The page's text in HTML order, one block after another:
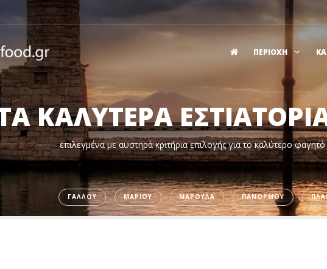
ΠΕΡΙΟΧΗ
ΚΑΛΥΤΕΡΑ
επιλεγμένα με αυστηρά κριτήρια επιλογής για το καλύτερο
ΓΑΛΛΟΥ ΜΑΡΙΟΥ ΜΑΡΟΥΛΑ ΠΑΝΟΡΜΟΥ